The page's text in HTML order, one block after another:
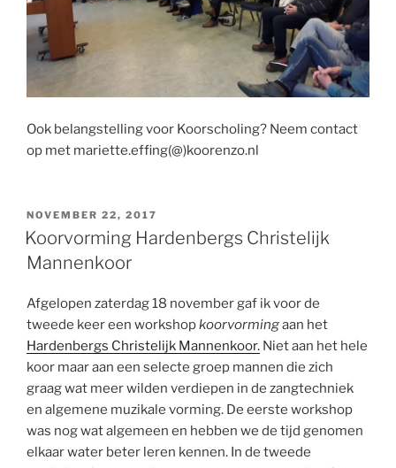
Ook belangstelling voor Koorscholing? Neem contact
op met mariette.effing(@)koorenzo.nl
GEPLAATST
OP
NOVEMBER 22, 2017
Koorvorming Hardenbergs Christelijk
Mannenkoor
Afgelopen zaterdag 18 november gaf ik voor de
tweede keer een workshopkoorvormingaan het
Hardenbergs Christelijk Mannenkoor. Niet aan het hele
koor maar aan een selecte groep mannen die zich
graag wat meer wilden verdiepen in de zangtechniek
en algemene muzikale vorming. De eerste workshop
was nog wat algemeen en hebben we de tijd genomen
elkaar water beter leren kennen. In de tweede